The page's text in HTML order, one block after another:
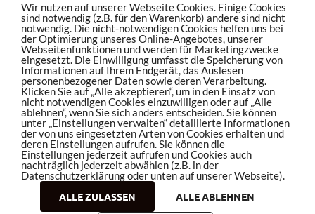
Wir nutzen auf unserer Webseite Cookies. Einige Cookies
sind notwendig (z.B. für den Warenkorb) andere sind nicht
notwendig. Die nicht-notwendigen Cookies helfen uns bei
der Optimierung unseres Online-Angebotes, unserer
Webseitenfunktionen und werden für Marketingzwecke
eingesetzt. Die Einwilligung umfasst die Speicherung von
Informationen auf Ihrem Endgerät, das Auslesen
personenbezogener Daten sowie deren Verarbeitung.
Klicken Sie auf „Alle akzeptieren“, um in den Einsatz von
nicht notwendigen Cookies einzuwilligen oder auf „Alle
ablehnen“, wenn Sie sich anders entscheiden. Sie können
unter „Einstellungen verwalten“ detaillierte Informationen
der von uns eingesetzten Arten von Cookies erhalten und
deren Einstellungen aufrufen. Sie können die
Einstellungen jederzeit aufrufen und Cookies auch
nachträglich jederzeit abwählen (z.B. in der
Datenschutzerklärung oder unten auf unserer Webseite).
ALLE ZULASSEN
ALLE ABLEHNEN